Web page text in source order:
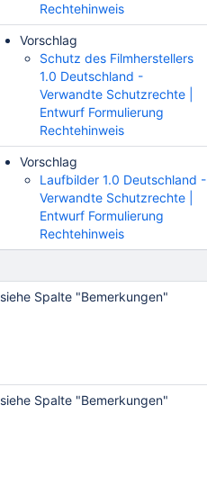
Rechtehinweis
Vorschlag
Schutz des Filmherstellers
1.0 Deutschland -
Verwandte Schutzrechte |
Entwurf Formulierung
Rechtehinweis
Vorschlag
Laufbilder 1.0 Deutschland -
Verwandte Schutzrechte |
Entwurf Formulierung
Rechtehinweis
siehe Spalte "Bemerkungen"
siehe Spalte "Bemerkungen"